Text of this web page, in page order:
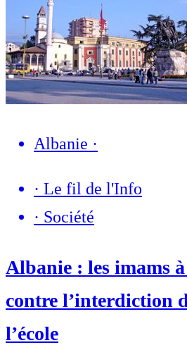
Albanie ·
· Le fil de l'Info
· Société
Albanie : les imams
contre l’interdiction
l’école